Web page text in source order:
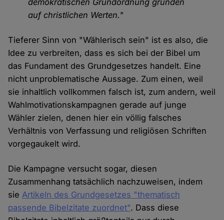
demokratischen Grundordnung gründen
auf christlichen Werten."
Tieferer Sinn von "Wählerisch sein" ist es also, die
Idee zu verbreiten, dass es sich bei der Bibel um
das Fundament des Grundgesetzes handelt. Eine
nicht unproblematische Aussage. Zum einen, weil
sie inhaltlich vollkommen falsch ist, zum andern, weil
Wahlmotivationskampagnen gerade auf junge
Wähler zielen, denen hier ein völlig falsches
Verhältnis von Verfassung und religiösen Schriften
vorgegaukelt wird.
Die Kampagne versucht sogar, diesen
Zusammenhang tatsächlich nachzuweisen, indem
sieArtikeln des Grundgesetzes "thematisch
passende Bibelzitate zuordnet". Dass diese